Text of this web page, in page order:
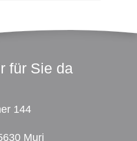
für Sie da
144
Muri